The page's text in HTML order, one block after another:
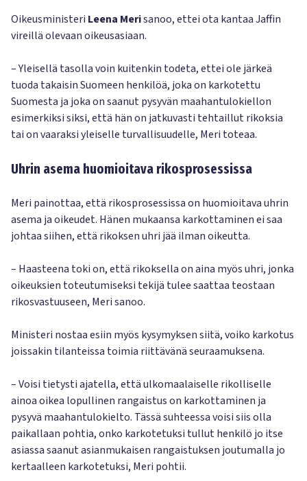
Oikeusministeri Leena Merisanoo, ettei ota kantaa Jaffin
vireillä olevaan oikeusasiaan.
– Yleisellä tasolla voin kuitenkin todeta, ettei ole järkeä
tuoda takaisin Suomeen henkilöä, joka on karkotettu
Suomesta ja joka on saanut pysyvän maahantulokiellon
esimerkiksi siksi, että hän on jatkuvasti tehtaillut rikoksia
tai on vaaraksi yleiselle turvallisuudelle, Meri toteaa.
Uhrin asema huomioitava rikosprosessissa
Meri painottaa, että rikosprosessissa on huomioitava uhrin
asema ja oikeudet. Hänen mukaansa karkottaminen ei saa
johtaa siihen, että rikoksen uhri jää ilman oikeutta.
– Haasteena toki on, että rikoksella on aina myös uhri, jonka
oikeuksien toteutumiseksi tekijä tulee saattaa teostaan
rikosvastuuseen, Meri sanoo.
Ministeri nostaa esiin myös kysymyksen siitä, voiko karkotus
joissakin tilanteissa toimia riittävänä seuraamuksena.
– Voisi tietysti ajatella, että ulkomaalaiselle rikolliselle
ainoa oikea lopullinen rangaistus on karkottaminen ja
pysyvä maahantulokielto. Tässä suhteessa voisi siis olla
paikallaan pohtia, onko karkotetuksi tullut henkilö jo itse
asiassa saanut asianmukaisen rangaistuksen joutumalla jo
kertaalleen karkotetuksi, Meri pohtii.